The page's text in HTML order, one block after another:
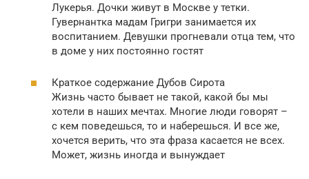
Лукерья. Дочки живут в Москве у тетки.
Гувернантка мадам Григри занимается их
воспитанием. Девушки прогневали отца тем, что
в доме у них постоянно гостят
Краткое содержание Дубов Сирота
Жизнь часто бывает не такой, какой бы мы
хотели в наших мечтах. Многие люди говорят –
с кем поведешься, то и наберешься. И все же,
хочется верить, что эта фраза касается не всех.
Может, жизнь иногда и вынуждает